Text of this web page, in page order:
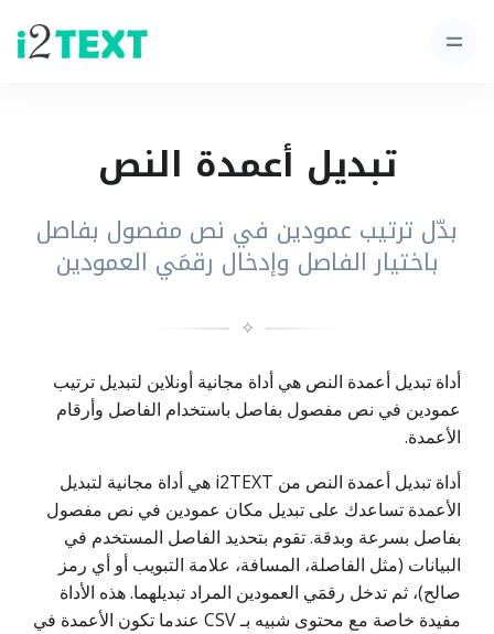
تبديل أعمدة النص
بدّل ترتيب عمودين في نص مفصول بفاصل
باختيار الفاصل وإدخال رقمَي العمودين
✧
أداة تبديل أعمدة النص هي أداة مجانية أونلاين لتبديل ترتيب
عمودين في نص مفصول بفاصل باستخدام الفاصل وأرقام
الأعمدة.
أداة تبديل أعمدة النص من i2TEXT هي أداة مجانية لتبديل
الأعمدة تساعدك على تبديل مكان عمودين في نص مفصول
بفاصل بسرعة وبدقة. تقوم بتحديد الفاصل المستخدم في
البيانات (مثل الفاصلة، المسافة، علامة التبويب أو أي رمز
صالح)، ثم تدخل رقمَي العمودين المراد تبديلهما. هذه الأداة
مفيدة خاصة مع محتوى شبيه بـ CSV عندما تكون الأعمدة في